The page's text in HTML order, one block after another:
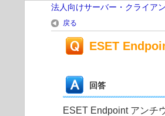
法人向けサーバー・クライア
戻る
ESET
回答
ESET Endpoint アンチ